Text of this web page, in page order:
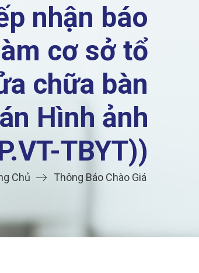
nhận báo
cơ sở tổ
chữa bàn
Hình ảnh
TBYT))
Chủ Thông Báo Chào Giá